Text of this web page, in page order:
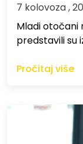
7 kolovoza ,
Mladi otočani
predstavili su
Pročitaj više